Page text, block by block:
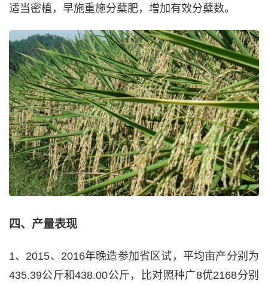
适当密植，早施重施分蘖肥，增加有效分蘖数。
四、产量表现
1、2015、2016年晚造参加省区试，平均亩产分别为
435.39公斤和438.00公斤，比对照种广8优2168分别